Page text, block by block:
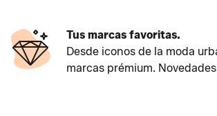
Tus marcas favoritas.
Desde iconos de la moda
marcas prémium.